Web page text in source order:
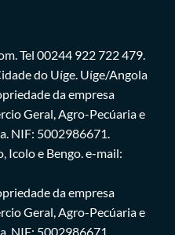
Tel 00244 922 722 479.
do Uíge. Uíge/Angola
da empresa
Geral, Agro-Pecúaria e
NIF: 5002986671.
Icolo e Bengo. e-mail:
da empresa
Geral, Agro-Pecúaria e
NIF: 5002986671.